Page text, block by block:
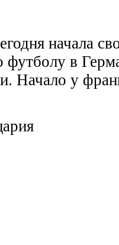
начала
футболу в
Начало у